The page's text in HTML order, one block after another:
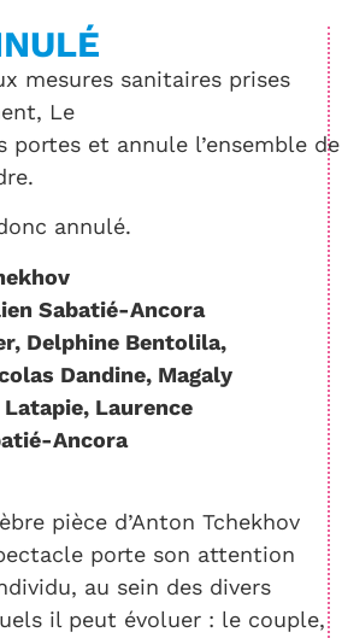
mesures sanitaires prises
Le
portes et annule l’ensemble
annulé.
Sabatié-Ancora
Delphine Bentolila,
Dandine, Magaly
Laurence
Ancora
pièce d’Anton Tchekhov
porte son attention
au sein des divers
il peut évoluer : le couple,